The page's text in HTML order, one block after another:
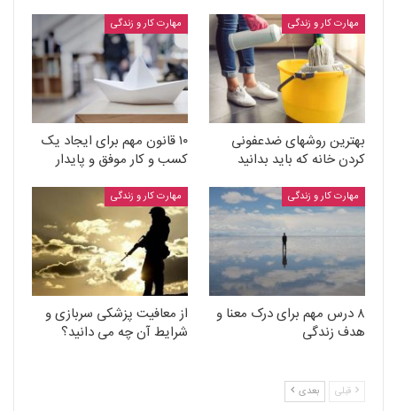
مهارت کار و زندگی
بهترین روشهای ضدعفونی
کردن خانه که باید بدانید
مهارت کار و زندگی
۱۰ قانون مهم برای ایجاد یک
کسب و کار موفق و پایدار
مهارت کار و زندگی
۸ درس مهم برای درک معنا و
هدف زندگی
مهارت کار و زندگی
از معافیت پزشکی سربازی و
شرایط آن چه می دانید؟
قبلی بعدی